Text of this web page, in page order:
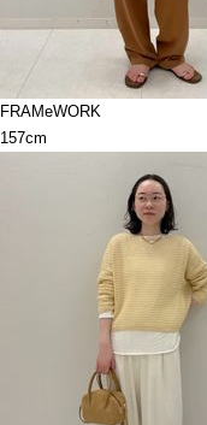
FRAMeWORK
157cm